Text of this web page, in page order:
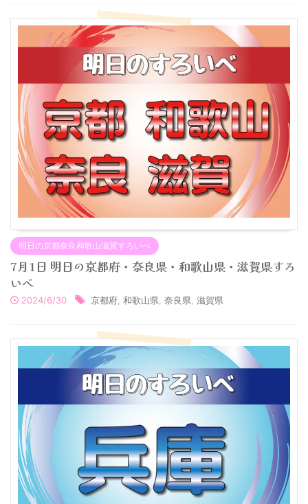
明日の京都奈良和歌山滋賀すろいべ
7月1日 明日の京都府・奈良県・和歌山県・滋賀県すろ
いべ
2024/6/30 京都府 和歌山県 奈良県 滋賀県